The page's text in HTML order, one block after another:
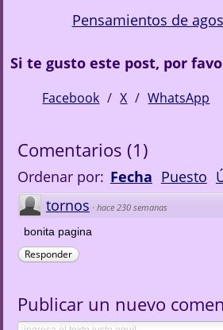
Pensamientos de
Si te gusto este post, por
Facebook X WhatsApp
Comentarios (1 )
Ordenar por: Fecha Puesto
tornos · hace 230 semanas
bonita pagina
Responder
Publicar un nuevo